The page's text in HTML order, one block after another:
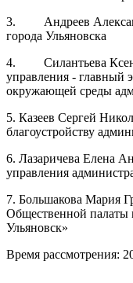
3. Андреев
города Ульяновска
4. Силантьева
управления - главный
окружающей среды
5. Казеев Сергей
благоустройству
6. Лазаричева Елена
управления
7. Большакова Мария
Общественной палаты
Ульяновск»
Время рассмотрения: